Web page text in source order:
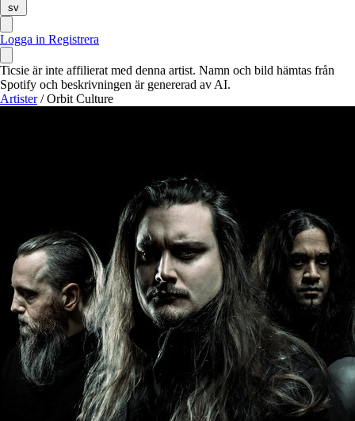
sv
Logga in Registrera
Ticsie är inte affilierat med denna artist. Namn och bild hämtas från
Spotify och beskrivningen är genererad av AI.
Artister / Orbit Culture